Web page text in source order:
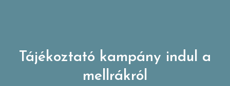
Tájékoztató kampány indul a
mellrákról